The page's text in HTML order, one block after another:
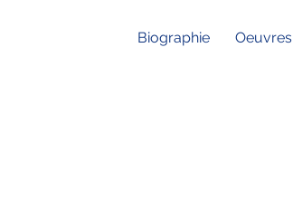
Biographie Oeuvres